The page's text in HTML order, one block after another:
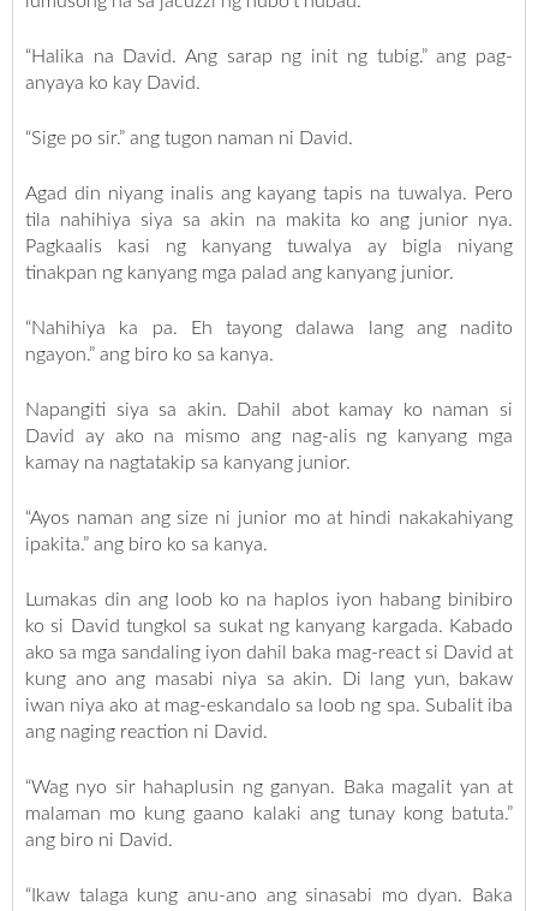
“Halika na David. Ang sarap ng init ng tubig.” ang pag-
anyaya ko kay David.
“Sige po sir.” ang tugon naman ni David.
Agad din niyang inalis ang kayang tapis na tuwalya. Pero
tila nahihiya siya sa akin na makita ko ang junior nya.
Pagkaalis kasi ng kanyang tuwalya ay bigla niyang
tinakpan ng kanyang mga palad ang kanyang junior.
“Nahihiya ka pa. Eh tayong dalawa lang ang nadito
ngayon.” ang biro ko sa kanya.
Napangiti siya sa akin. Dahil abot kamay ko naman si
David ay ako na mismo ang nag-alis ng kanyang mga
kamay na nagtatakip sa kanyang junior.
“Ayos naman ang size ni junior mo at hindi nakakahiyang
ipakita.” ang biro ko sa kanya.
Lumakas din ang loob ko na haplos iyon habang binibiro
ko si David tungkol sa sukat ng kanyang kargada. Kabado
ako sa mga sandaling iyon dahil baka mag-react si David at
kung ano ang masabi niya sa akin. Di lang yun, bakaw
iwan niya ako at mag-eskandalo sa loob ng spa. Subalit iba
ang naging reaction ni David.
“Wag nyo sir hahaplusin ng ganyan. Baka magalit yan at
malaman mo kung gaano kalaki ang tunay kong batuta.”
ang biro ni David.
“Ikaw talaga kung anu-ano ang sinasabi mo dyan. Baka